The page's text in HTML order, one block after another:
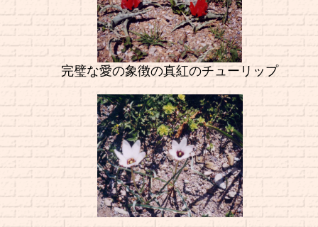
完璧な愛の象徴の真紅のチューリップ